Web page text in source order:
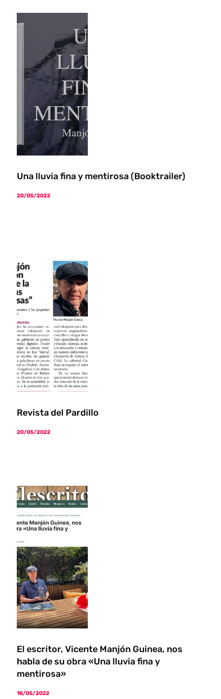
Una lluvia fina y mentirosa (Booktrailer)
20/05/2022
Revista del Pardillo
20/05/2022
El escritor, Vicente Manjón Guinea, nos
habla de su obra «Una lluvia fina y
mentirosa»
18/05/2022